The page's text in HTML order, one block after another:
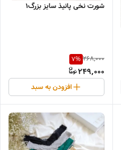
شورت نخی پانیذ سایز بزرگ1
268,000
7%
249,000
افزودن به سبد